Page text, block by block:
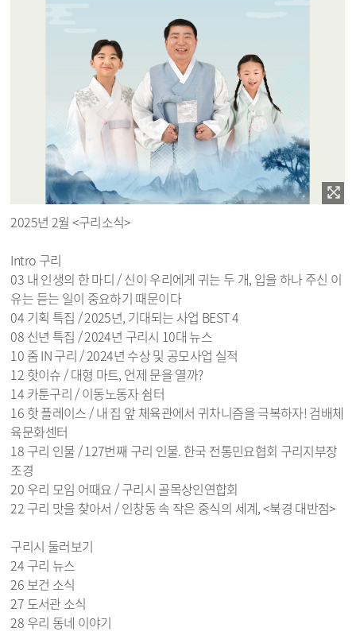
2025년 2월 <구리소식>
Intro 구리
03 내 인생의 한 마디 / 신이 우리에게 귀는 두 개, 입을 하나 주신 이
유는 듣는 일이 중요하기 때문이다
04 기획 특집 / 2025년, 기대되는 사업 BEST 4
08 신년 특집 / 2024년 구리시 10대 뉴스
10 줌 IN 구리 / 2024년 수상 및 공모사업 실적
12 핫이슈 / 대형 마트, 언제 문을 열까?
14 카툰구리 / 이동노동자 쉼터
16 핫 플레이스 / 내 집 앞 체육관에서 귀차니즘을 극복하자! 검배체
육문화센터
18 구리 인물 / 127번째 구리 인물. 한국 전통민요협회 구리지부장
조경
20 우리 모임 어때요 / 구리시 골목상인연합회
22 구리 맛을 찾아서 / 인창동 속 작은 중식의 세계, <북경 대반점>
구리시 둘러보기
24 구리 뉴스
26 보건 소식
27 도서관 소식
28 우리 동네 이야기